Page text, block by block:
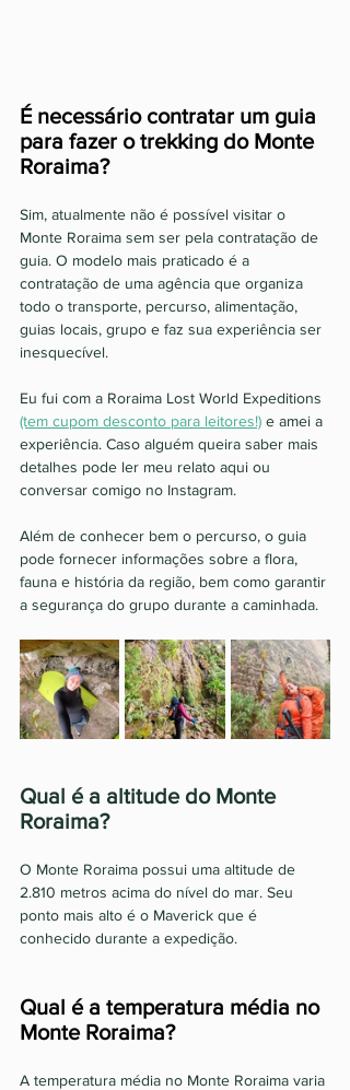
É necessário contratar um guia
para fazer o trekking do Monte
Roraima?
Sim, atualmente não é possível visitar o
Monte Roraima sem ser pela contratação de
guia. O modelo mais praticado é a
contratação de uma agência que organiza
todo o transporte, percurso, alimentação,
guias locais, grupo e faz sua experiência ser
inesquecível.
Eu fui com a Roraima Lost World Expeditions
(tem cupom desconto para leitores!) e amei a
experiência. Caso alguém queira saber mais
detalhes pode ler meu relato aqui ou
conversar comigo no Instagram.
Além de conhecer bem o percurso, o guia
pode fornecer informações sobre a flora,
fauna e história da região, bem como garantir
a segurança do grupo durante a caminhada.
Qual é a altitude do Monte
Roraima?
O Monte Roraima possui uma altitude de
2.810 metros acima do nível do mar. Seu
ponto mais alto é o Maverick que é
conhecido durante a expedição.
Qual é a temperatura média no
Monte Roraima?
A temperatura média no Monte Roraima varia